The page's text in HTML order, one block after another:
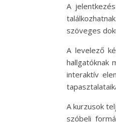
A
szöveges
A levelező
hallgatóknak
interaktív
A kurzusok
szóbeli